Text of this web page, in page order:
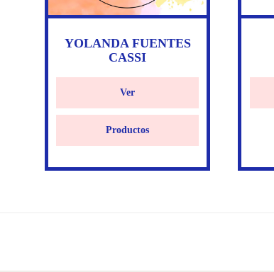
YOLANDA FUENTES
CASSI
Ver
Productos